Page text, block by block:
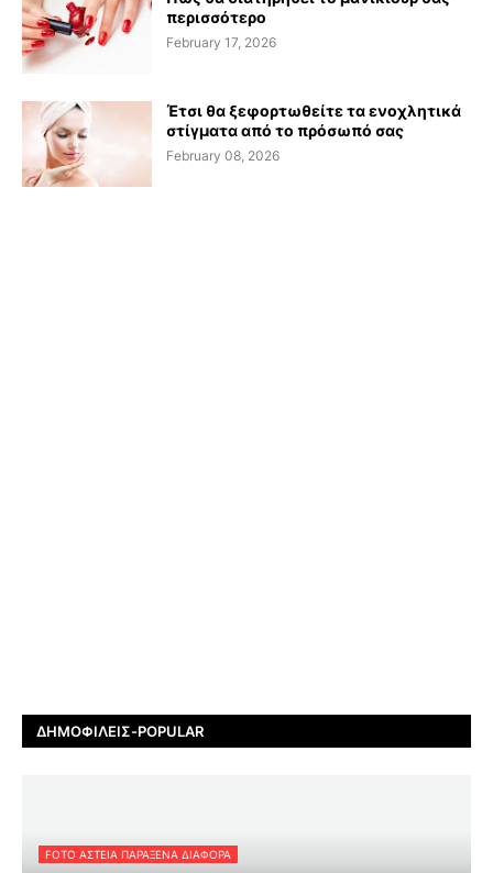
περισσότερο
February 17, 2026
Έτσι θα ξεφορτωθείτε τα ενοχλητικά
στίγματα από το πρόσωπό σας
February 08, 2026
ΔΗΜΟΦΙΛΕΊΣ-POPULAR
FOTO ΑΣΤΕΙΑ ΠΑΡΑΞΕΝΑ ΔΙΑΦΟΡΑ